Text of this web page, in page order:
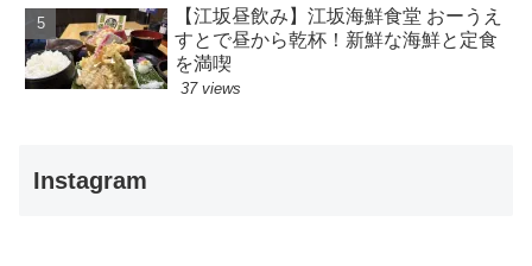
【江坂昼飲み】江坂海鮮食堂 おーうえ
すとで昼から乾杯！新鮮な海鮮と定食
を満喫
37 views
Instagram